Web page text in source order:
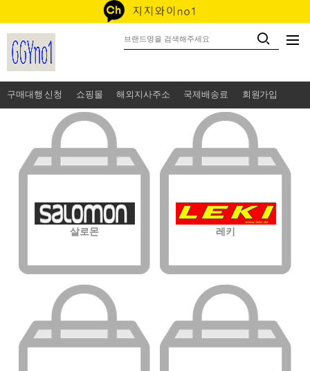
구매대행 신청 쇼핑몰 해외지사주소 국제배송료 회원가입
살로몬 레키